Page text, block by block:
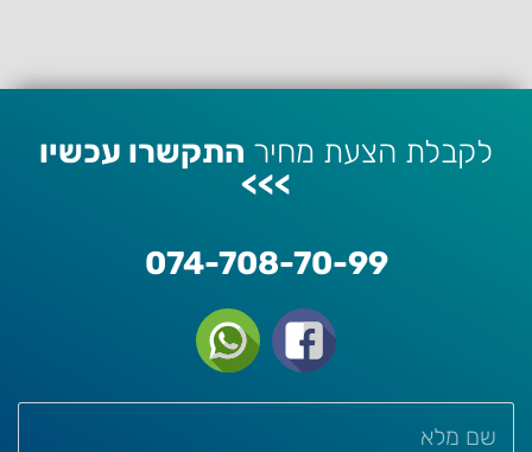
לקבלת הצעת מחיר התקשרו עכשיו
>>>
074-708-70-99